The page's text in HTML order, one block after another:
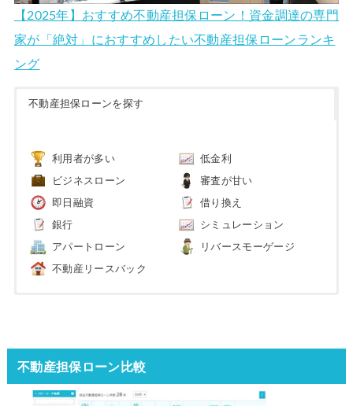
【2025年】おすすめ不動産担保ローン！資金調達の専門
家が「絶対」におすすめしたい不動産担保ローンランキ
ング
不動産担保ローンを探す
利用者が多い 低金利
ビジネスローン 審査が甘い
即日融資 借り換え
銀行 シミュレーション
アパートローン リバースモーゲージ
不動産リースバック
不動産担保ローン比較